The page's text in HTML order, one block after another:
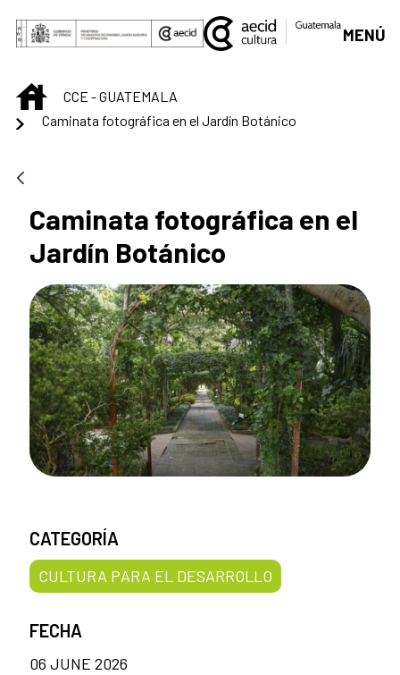
Saltar al contenido principal
MENÚ
INICIOCCE - GUATEMALA
Caminata fotográfica en el Jardín Botánico
Caminata fotográfica en el
Jardín Botánico
CATEGORÍA
CULTURA PARA EL DESARROLLO
FECHA
06 JUNE 2026